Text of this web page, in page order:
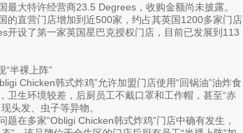
大特许经营商23.5 Degrees，收购金额尚未披露。
的直营门店增加到近500家，约占其英国1200多家门店
开设了第一家英国星巴克授权门店，目前已发展到113
“半裸上阵”
Chicken韩式炸鸡”允许加盟门店使用“回锅油”油炸食
卫生环境较差，后厨员工不戴口罩和工作帽，甚至“赤
头发、虫子等异物。
在多家“Obligi Chicken韩式炸鸡”门店中确有发生，